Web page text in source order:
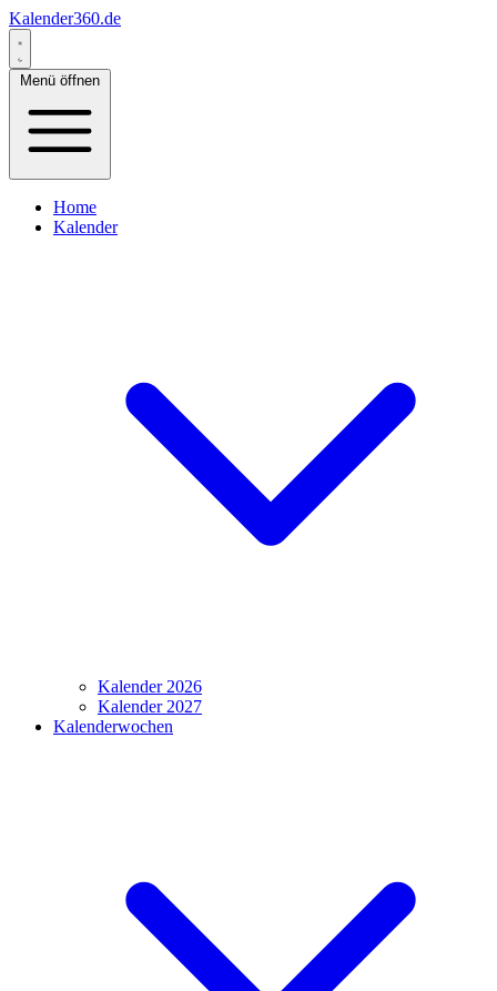
Kalender360.de
Menü öffnen
Home
Kalender
Kalender 2026
Kalender 2027
Kalenderwochen